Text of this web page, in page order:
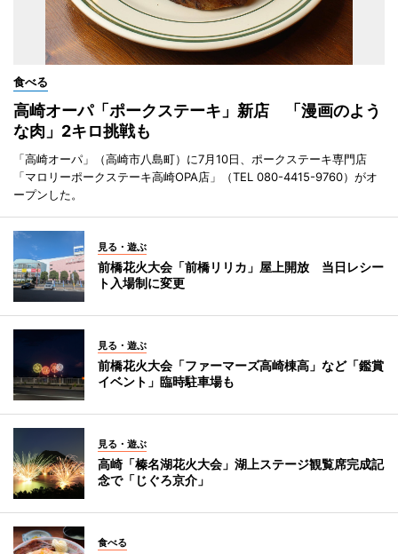
食べる
高崎オーパ「ポークステーキ」新店 「漫画のよう
な肉」2キロ挑戦も
「高崎オーパ」（高崎市八島町）に7月10日、ポークステーキ専門店
「マロリーポークステーキ高崎OPA店」（TEL 080-4415-9760）がオ
ープンした。
見る・遊ぶ
前橋花火大会「前橋リリカ」屋上開放 当日レシー
ト入場制に変更
見る・遊ぶ
前橋花火大会「ファーマーズ高崎棟高」など「鑑賞
イベント」臨時駐車場も
見る・遊ぶ
高崎「榛名湖花火大会」湖上ステージ観覧席完成記
念で「じぐろ京介」
食べる